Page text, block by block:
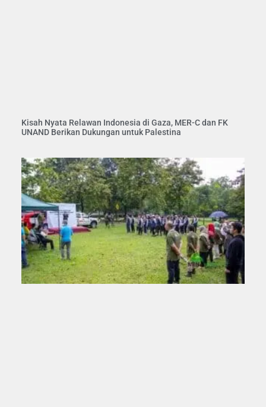
Kisah Nyata Relawan Indonesia di Gaza, MER-C dan FK
UNAND Berikan Dukungan untuk Palestina